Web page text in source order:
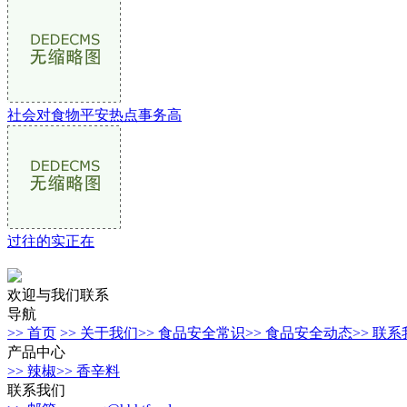
社会对食物平安热点事务高
过往的实正在
欢迎与我们联系
导航
>> 首页 >> 关于我们>> 食品安全常识>> 食品安全动态>> 联系
产品中心
>> 辣椒>> 香辛料
联系我们